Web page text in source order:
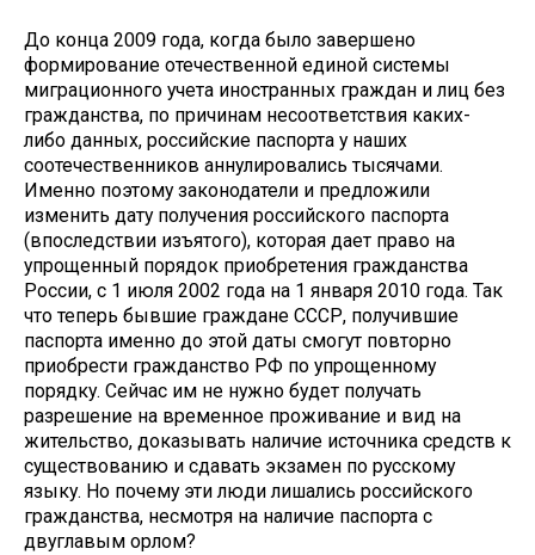
До конца 2009 года, когда было завершено
формирование отечественной единой системы
миграционного учета иностранных граждан и лиц без
гражданства, по причинам несоответствия каких-
либо данных, российские паспорта у наших
соотечественников аннулировались тысячами.
Именно поэтому законодатели и предложили
изменить дату получения российского паспорта
(впоследствии изъятого), которая дает право на
упрощенный порядок приобретения гражданства
России, с 1 июля 2002 года на 1 января 2010 года. Так
что теперь бывшие граждане СССР, получившие
паспорта именно до этой даты смогут повторно
приобрести гражданство РФ по упрощенному
порядку. Сейчас им не нужно будет получать
разрешение на временное проживание и вид на
жительство, доказывать наличие источника средств к
существованию и сдавать экзамен по русскому
языку. Но почему эти люди лишались российского
гражданства, несмотря на наличие паспорта с
двуглавым орлом?